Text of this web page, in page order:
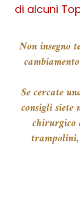
di alcuni
Non insegno
Se cercate
consigli siete
trampolini,